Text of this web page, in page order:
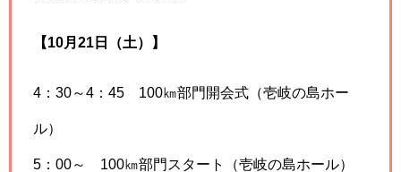
【10月21日（土）】
4：30～4：45 100㎞部門開会式（壱岐の島ホー
ル）
5：00～ 100㎞部門スタート（壱岐の島ホール）